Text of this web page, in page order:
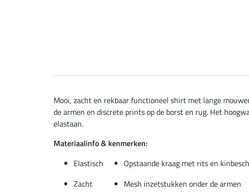
Mooi, zacht en rekbaar functioneel shirt met lange
de armen en discrete prints op de borst en rug. Het
elastaan.
Materiaalinfo & kenmerken:
Elastisch
Opstaande kraag met rits en
Zacht
Mesh inzetstukken onder de armen